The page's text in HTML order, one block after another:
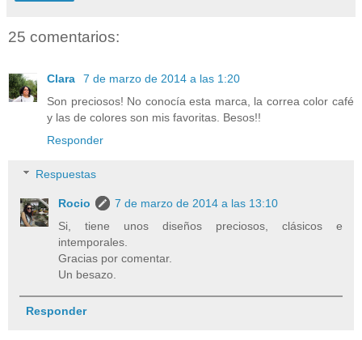
25 comentarios:
Clara
7 de marzo de 2014 a las 1:20
Son preciosos! No conocía esta marca, la correa color café
y las de colores son mis favoritas. Besos!!
Responder
Respuestas
Rocio
7 de marzo de 2014 a las 13:10
Si, tiene unos diseños preciosos, clásicos e
intemporales.
Gracias por comentar.
Un besazo.
Responder